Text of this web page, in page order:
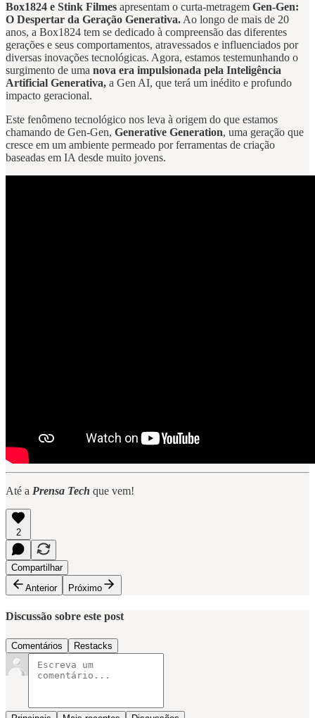
Box1824 e Stink Filmes apresentam o curta-metragem Gen-Gen:
O Despertar da Geração Generativa. Ao longo de mais de 20
anos, a Box1824 tem se dedicado à compreensão das diferentes
gerações e seus comportamentos, atravessados e influenciados por
diversas inovações tecnológicas. Agora, estamos testemunhando o
surgimento de uma nova era impulsionada pela Inteligência
Artificial Generativa, a Gen AI, que terá um inédito e profundo
impacto geracional.
Este fenômeno tecnológico nos leva à origem do que estamos
chamando de Gen-Gen, Generative Generation, uma geração que
cresce em um ambiente permeado por ferramentas de criação
baseadas em IA desde muito jovens.
Até a Prensa Tech que vem!
2
Compartilhar
Anterior
Próximo
Discussão sobre este post
Comentários Restacks